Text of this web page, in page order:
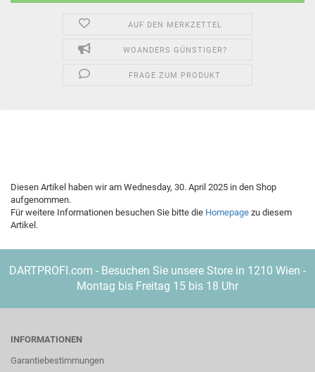
AUF DEN MERKZETTEL
WOANDERS GÜNSTIGER?
FRAGE ZUM PRODUKT
Diesen Artikel haben wir am Wednesday, 30. April 2025 in den Shop
aufgenommen.
Für weitere Informationen besuchen Sie bitte die Homepage zu diesem
Artikel.
DARTPROFI.com - Besuchen Sie unsere Store in 1210 Wien -
Montag bis Freitag 15 bis 18 Uhr
INFORMATIONEN
Garantiebestimmungen